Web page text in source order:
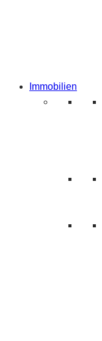
Immobilien